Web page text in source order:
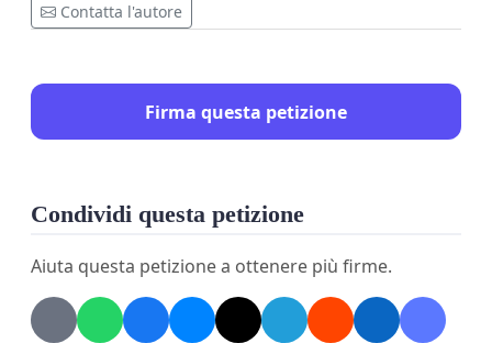
Contatta l'autore
Firma questa petizione
Condividi questa petizione
Aiuta questa petizione a ottenere più firme.